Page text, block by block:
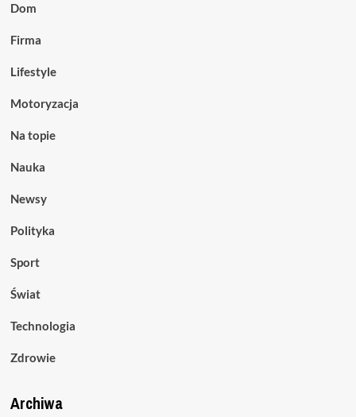
Dom
Firma
Lifestyle
Motoryzacja
Na topie
Nauka
Newsy
Polityka
Sport
Świat
Technologia
Zdrowie
Archiwa